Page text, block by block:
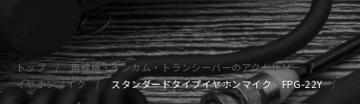
トップ
無線機・インカム・トランシーバーのアクセサリー
イヤホンマイク
スタンダードタイプイヤホンマイク FPG-22Y